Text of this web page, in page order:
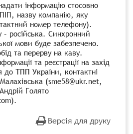
інформацію стосовно
назву компанію, яку
номер телефону).
російська. Синхронний
мови буде забезпечено.
та перерву на каву.
та реєстрації на захід
до ТПП України, контактні
(sme58@ukr.net,
Голято
Версія для друку